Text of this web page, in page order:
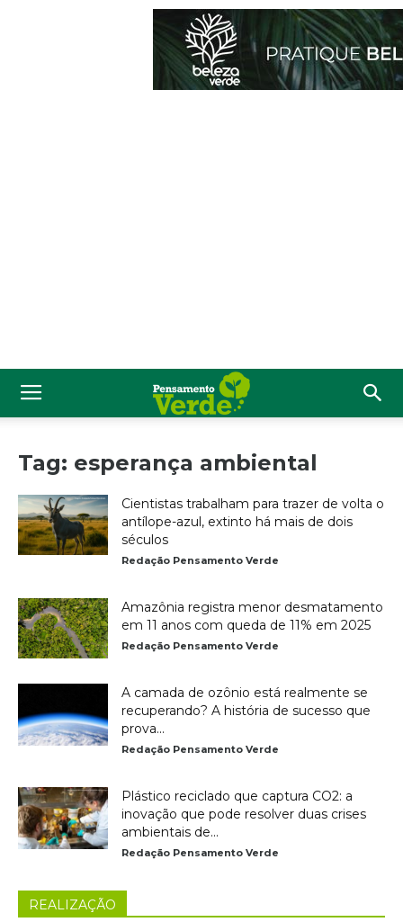
Tag: esperança ambiental
Cientistas trabalham para trazer de volta o
antílope-azul, extinto há mais de dois
séculos
Redação Pensamento Verde
Amazônia registra menor desmatamento
em 11 anos com queda de 11% em 2025
Redação Pensamento Verde
A camada de ozônio está realmente se
recuperando? A história de sucesso que
prova...
Redação Pensamento Verde
Plástico reciclado que captura CO2: a
inovação que pode resolver duas crises
ambientais de...
Redação Pensamento Verde
REALIZAÇÃO